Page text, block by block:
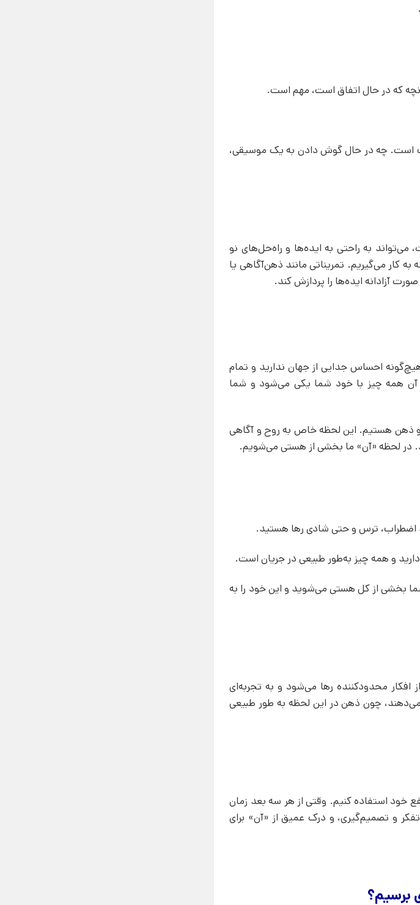
که در حال اتفاق است، مهم است.
است. چه در حال گوش دادن به یک موسیقی،
به راحتی به ایده‌ها و راه‌حل‌های نو
کار می‌گیریم. تمریناتی مانند ذهن‌آگاهی یا
آزادانه ایده‌ها را پردازش کند.
احساس جدایی از جهان ندارید و تمام
آن همه چیز با خود شما یکی می‌شود و شما
و ذهن هستیم. این لحظه خاص به روح و آگاهی
در لحظه «آن» ما بخشی از هستی می‌شویم.
اضطراب، ترس و حتی شادی رها هستید.
و همه چیز به‌طور طبیعی در جریان است.
بخشی از کل هستی می‌شوید و این خود را به
محدودکننده رها می‌شود و به تجربه‌ای
چون ذهن در این لحظه به طور طبیعی
خود استفاده کنیم. وقتی از هر سه بعد زمان
تفکر و تصمیم‌گیری، و درک عمیق از «آن» برای
برسیم؟